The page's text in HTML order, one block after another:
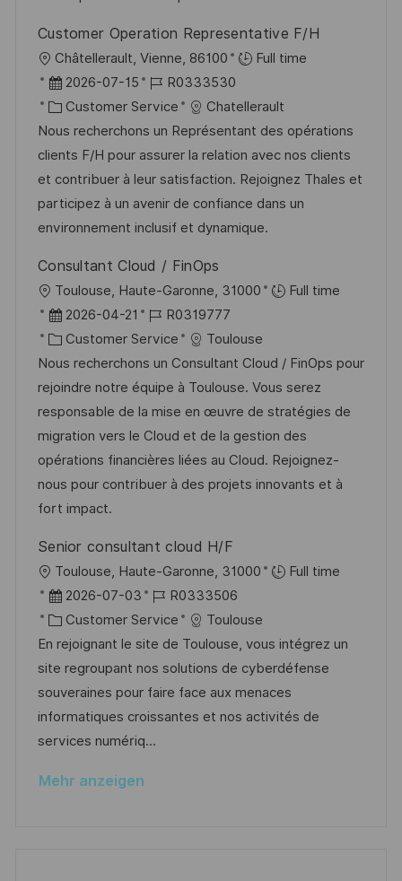
h
u
n
g
e
r
ö
f
f
e
n
t
l
i
c
h
u
n
g
e
Customer Operation Representative F/H
O
r
t
Châtellerault, Vienne, 86100
Full time
D
a
t
u
m
d
e
V
e
r
ö
f
f
e
n
t
l
i
c
h
u
n
g
2026-07-15
J
o
b
-
I
D
R0333530
K
a
t
e
g
o
i
e
Customer Service
Chatellerault
Nous recherchons un Représentant des opérations
clients F/H pour assurer la relation avec nos clients
et contribuer à leur satisfaction. Rejoignez Thales et
participez à un avenir de confiance dans un
environnement inclusif et dynamique.
Consultant Cloud / FinOps
O
r
t
Toulouse, Haute-Garonne, 31000
Full time
D
a
t
u
m
d
e
r
V
r
ö
f
f
e
n
t
l
i
c
2026-04-21
J
o
b
-
D
R0319777
K
a
t
e
g
o
r
i
Customer Service
Toulouse
Nous recherchons un Consultant Cloud / FinOps pour
rejoindre notre équipe à Toulouse. Vous serez
responsable de la mise en œuvre de stratégies de
migration vers le Cloud et de la gestion des
opérations financières liées au Cloud. Rejoignez-
nous pour contribuer à des projets innovants et à
fort impact.
Senior consultant cloud H/F
O
r
t
Toulouse, Haute-Garonne, 31000
Full time
D
a
t
u
m
d
e
V
2026-07-03
J
o
b
-
I
D
R0333506
K
a
t
e
g
o
i
Customer Service
Toulouse
En rejoignant le site de Toulouse, vous intégrez un
site regroupant nos solutions de cyberdéfense
souveraines pour faire face aux menaces
informatiques croissantes et nos activités de
services numériq...
Mehr anzeigen